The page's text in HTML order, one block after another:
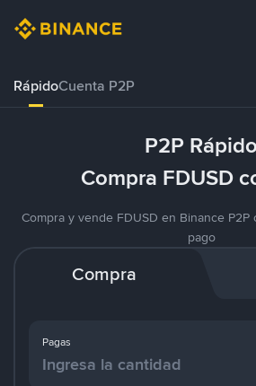
RápidoCuenta P2P
P2P Rápido
Compra FDUSD
Compra y vende FDUSD en Binance
pago
Compra
Pagas